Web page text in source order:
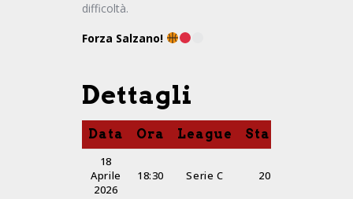
difficoltà.
Forza Salzano!
Dettagli
Data Ora League Stagione
18
Aprile
2026
18:30 Serie C 2025-26